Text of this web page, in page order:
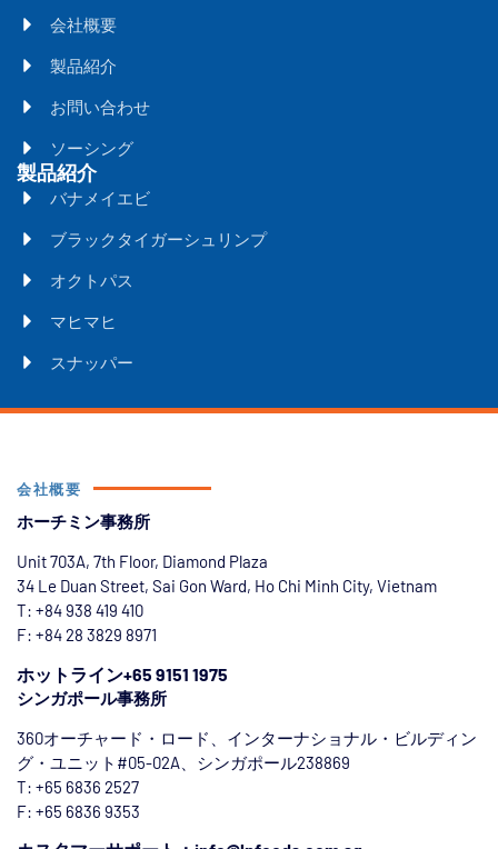
会社概要
製品紹介
お問い合わせ
ソーシング
製品紹介
バナメイエビ
ブラックタイガーシュリンプ
オクトパス
マヒマヒ
スナッパー
会社概要
ホーチミン事務所
Unit 703A, 7th Floor, Diamond Plaza
34 Le Duan Street, Sai Gon Ward, Ho Chi Minh City, Vietnam
T: +84938 419 410
F: +84 28 3829 8971
ホットライン+65 9151 1975
シンガポール事務所
360オーチャード・ロード、インターナショナル・ビルディン
グ・ユニット#05-02A、シンガポール238869
T: +65 6836 2527
F: +65 6836 9353